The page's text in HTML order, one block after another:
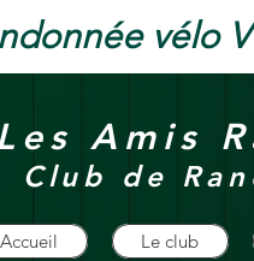
vélo
Amis
Club de
Accueil Le club